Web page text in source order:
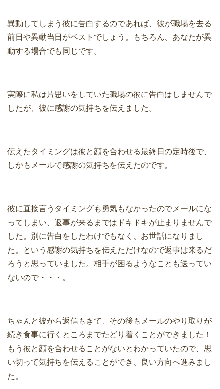
異動してしまう彼に告白するのであれば、彼が職場を去る
前日や異動当日がベストでしょう。もちろん、あなたが異
動する場合でも同じです。
実際に私は片思いをしていた職場の彼に告白はしませんで
したが、彼に感謝の気持ちを伝えました。
伝えたタイミングは彼と顔を合わせる最終日の定時後で、
しかもメールで感謝の気持ちを伝えたのです。
彼に直接言うタイミングも勇気もなかったのでメールにな
ってしまい、返事が来るまではドキドキが止まりませんで
した。別に告白をしたわけでもなく、お世話になりまし
た。という感謝の気持ちを伝えただけなので返事は来るだ
ろうと思っていました。相手が困るようなことも送ってい
ないので・・・。
ちゃんと彼から返信もきて、その後もメールのやり取りが
続き食事に行くところまでたどり着くことができました！
もう彼と顔を合わせることがないとわかっていたので、思
い切って気持ちを伝えることができ、良い方向へ進みまし
た。